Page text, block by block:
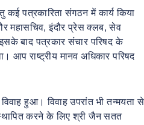
कई पत्रकारिता संगठन में कार्य किया
महासचिव, इंदौर प्रेस क्लब, सेव
बाद पत्रकार संचार परिषद के
आप राष्ट्रीय मानव अधिकार परिषद
हुआ। विवाह उपरांत भी तन्मयता से
करने के लिए श्री जैन सतत